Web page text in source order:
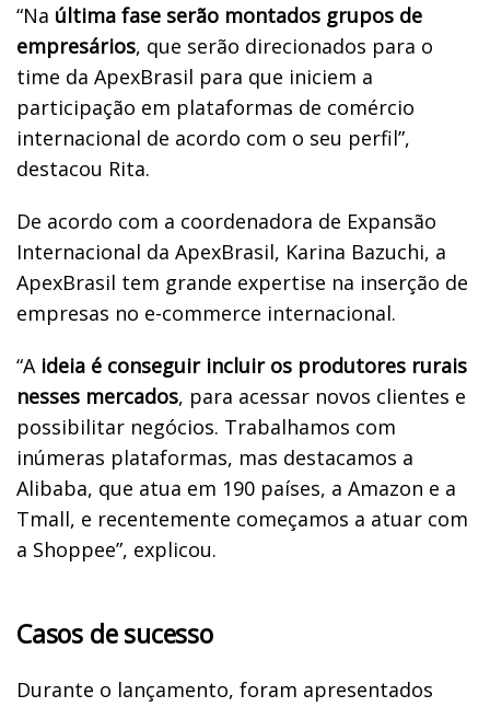
“Na última fase serão montados grupos de
empresários, que serão direcionados para o
time da ApexBrasil para que iniciem a
participação em plataformas de comércio
internacional de acordo com o seu perfil”,
destacou Rita.
De acordo com a coordenadora de Expansão
Internacional da ApexBrasil, Karina Bazuchi, a
ApexBrasil tem grande expertise na inserção de
empresas no e-commerce internacional.
“A ideia é conseguir incluir os produtores rurais
nesses mercados, para acessar novos clientes e
possibilitar negócios. Trabalhamos com
inúmeras plataformas, mas destacamos a
Alibaba, que atua em 190 países, a Amazon e a
Tmall, e recentemente começamos a atuar com
a Shoppee”, explicou.
Casos de sucesso
Durante o lançamento, foram apresentados